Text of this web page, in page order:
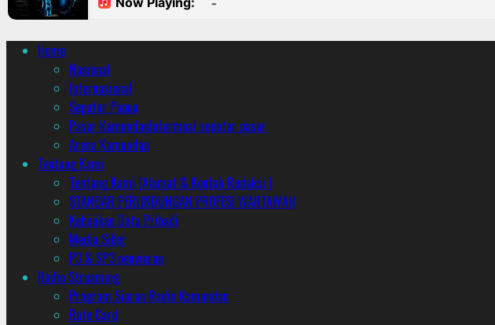
PrimaryHome
Nasional
Internasional
Seputar Papua
Pasar KamundanInformasi seputar pasar
Arena Kamundan
Tentang Kami
Tentang Kami (Alamat & Kontak Redaksi )
STANDAR PERLINDUNGAN PROFESI WARTAWAN
Kebijakan Data Pribadi
Media Siber
P3 & SP3 penyiaran
Radio Streaming
Program Siaran Radio Kamundan
Rate Card